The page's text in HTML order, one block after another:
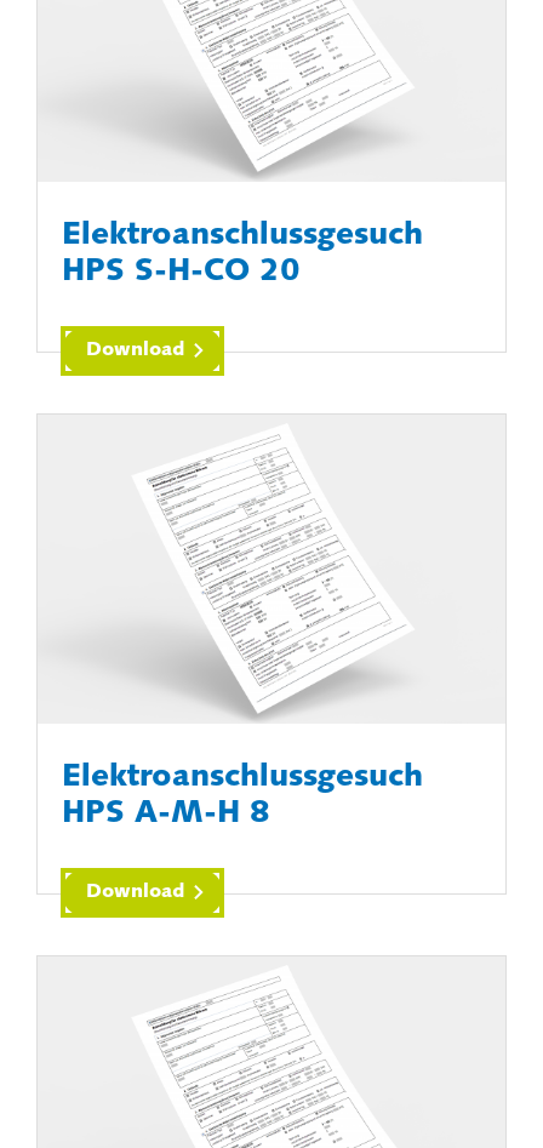
Elektroanschlussgesuch
HPS S-H-CO 20
Download
Elektroanschlussgesuch
HPS A-M-H 8
Download